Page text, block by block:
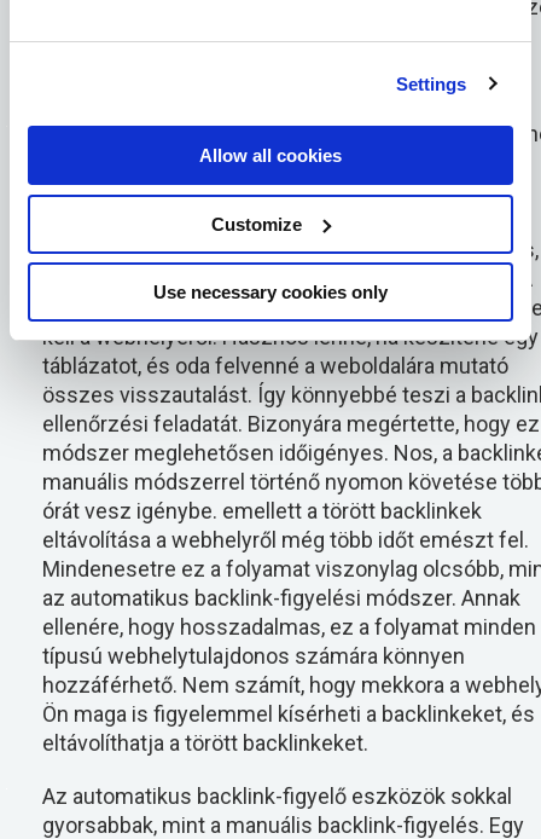
Settings
Allow all cookies
Customize
Use necessary cookies only
ellenőrzésének mindkét módszerét ismertetjük.
végig a következő pontokat, hogy meghatározhassa a
A manuális backlink-ellenőrzési módszer során
magának kell ellenőriznie a weboldalára mutató
összes backlinket. Minden egyes backlinkre rá kell
kattintania, hogy megerősítse, hogy a backlinkek
hitelesek-e vagy sem. Bár a legtöbb backlink hiteles,
néhány törött backlink is marad az Ön webhelyén. A
kézi módszerrel ezeket a törölt backlinkeket
kell a webhelyéről. Hasznos lenne, ha készítene egy
táblázatot, és oda felvenné a weboldalára mutató
összes visszautalást. Így könnyebbé teszi a
ellenőrzési feladatát. Bizonyára megértette, hogy
módszer meglehetősen időigényes. Nos, a
manuális módszerrel történő nyomon követése
órát vesz igénybe. emellett a törött backlinkek
eltávolítása a webhelyről még több időt emészt fel.
Mindenesetre ez a folyamat viszonylag olcsóbb,
az automatikus backlink-figyelési módszer. Annak
ellenére, hogy hosszadalmas, ez a folyamat minden
típusú webhelytulajdonos számára könnyen
hozzáférhető. Nem számít, hogy mekkora a
Ön maga is figyelemmel kísérheti a backlinkeket, és
eltávolíthatja a törött backlinkeket.
Az automatikus backlink-figyelő eszközök sokkal
gyorsabbak, mint a manuális backlink-figyelés. Egy